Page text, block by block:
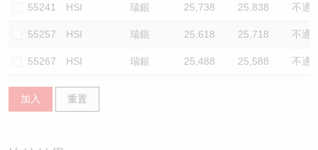
55241 HSI 瑞銀 25,738 25,838 不適
55257 HSI 瑞銀 25,618 25,718 不適
55267 HSI 瑞銀 25,488 25,588 不適
加入 重置